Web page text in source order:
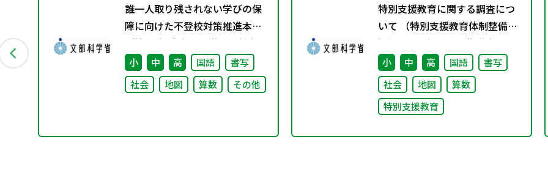
誰一人取り残されない学びの保
障に向けた不登校対策推進本部
（第4回）安心して学べる魅力あ
る学校づくりの推進に向けた方
向性等について議論
小 中 高 国語
書写
社会
地図 算数 その他
特別支援教育に関する調査につ
いて （特別支援教育体制整備状
況調査、通級による指導実施状
況調査）
小 中 高 国語
書写
社会
地図
算数
特別支援教育